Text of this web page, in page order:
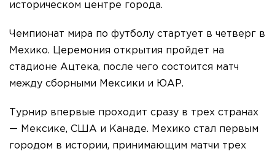
историческом центре города.
Чемпионат мира по футболу стартует в четверг в
Мехико. Церемония открытия пройдет на
стадионе Ацтека, после чего состоится матч
между сборными Мексики и ЮАР.
Турнир впервые проходит сразу в трех странах
— Мексике, США и Канаде. Мехико стал первым
городом в истории, принимающим матчи трех